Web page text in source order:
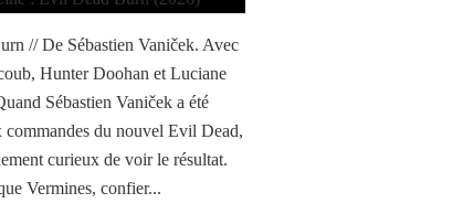
// De Sébastien Vaniček. Avec
Hunter Doohan et Luciane
Sébastien Vaniček a été
commandes du nouvel Evil Dead,
curieux de voir le résultat.
Vermines, confier...